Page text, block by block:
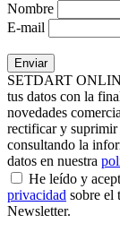
Nombre
E-mail
SETDART
tus datos con la
novedades
rectificar y suprimir
consultando la
datos en nuestra
He leído y
privacidad sobre el
Newsletter.